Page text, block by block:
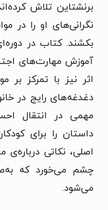
برنشتاین تلاش
نگرانی‌های او را در
بکشند. کتاب در
آموزش مهارت‌های
اثر نیز با تمرکز
دغدغه‌های رایج در
مهمی در انتقال
داستان را برای
اصلی، نکاتی درباره‌ی
چشم می‌خورد که
می‌شود.